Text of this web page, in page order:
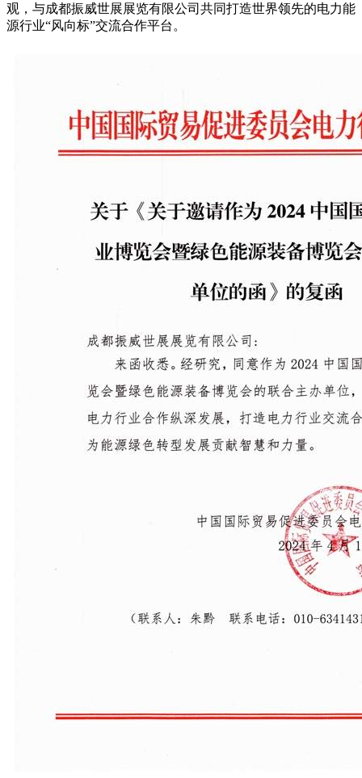
观，与成都振威世展展览有限公司共同打造世界领先的电力能
源行业“风向标”交流合作平台。